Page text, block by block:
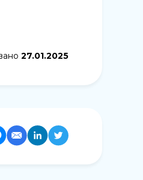
27.01.2025